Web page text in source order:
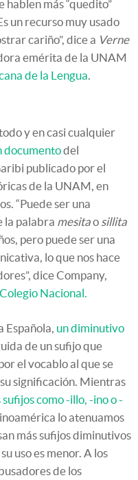
hablen más “quedito”
un recurso muy usado
cariño”, dice a Verne
emérita de la UNAM
de la Lengua.
y en casi cualquier
documentodel
publicado por el
de la UNAM, en
“Puede ser una
la palabra mesitao sillita
pero puede ser una
lo que nos hace
dice Company,
Nacional.
Española, un diminutivo
de un sufijo que
el vocablo al que se
significación. Mientras
como -illo, -ino o -
lo atenuamos
más sufijos diminutivos
uso es menor. A los
de los